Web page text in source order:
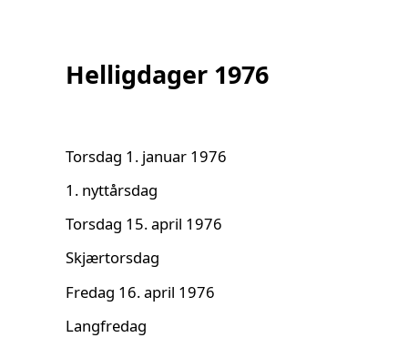
Helligdager 1976
Torsdag 1. januar 1976
1. nyttårsdag
Torsdag 15. april 1976
Skjærtorsdag
Fredag 16. april 1976
Langfredag